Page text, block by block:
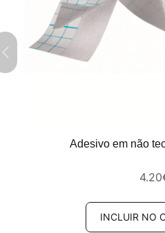
Adesivo em não
4.20
INCLUIR NO